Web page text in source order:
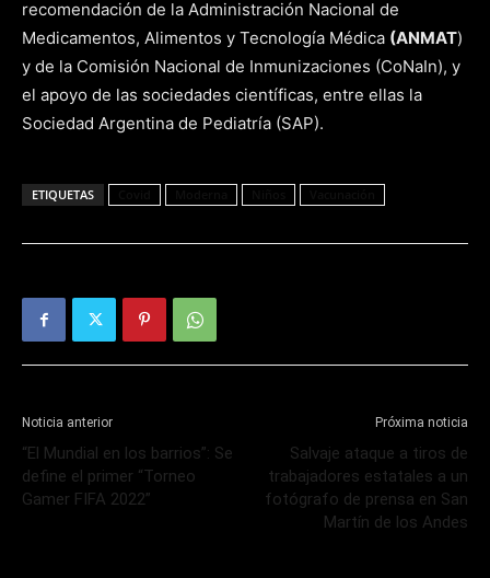
recomendación de la Administración Nacional de
Medicamentos, Alimentos y Tecnología Médica (ANMAT)
y de la Comisión Nacional de Inmunizaciones (CoNaIn), y
el apoyo de las sociedades científicas, entre ellas la
Sociedad Argentina de Pediatría (SAP).
ETIQUETAS
Noticia anterior
“El Mundial en los barrios”: Se
define el primer “Torneo
Gamer FIFA 2022”
Próxima noticia
Salvaje ataque a tiros de
trabajadores estatales a un
fotógrafo de prensa en San
Martín de los Andes